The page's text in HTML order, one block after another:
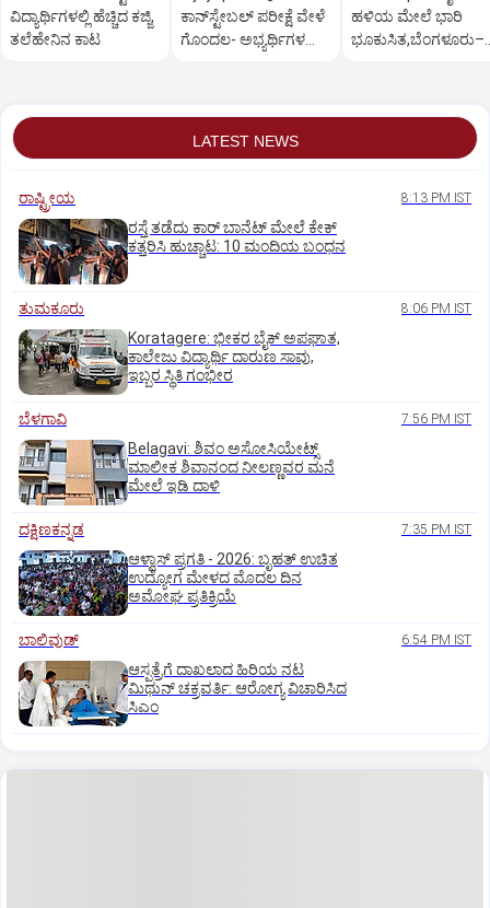
ವಿದ್ಯಾರ್ಥಿಗಳಲ್ಲಿ ಹೆಚ್ಚಿದ ಕಜ್ಜಿ,
ತಲೆಹೇನಿನ ಕಾಟ
ಕಾನ್‌ಸ್ಟೇಬಲ್ ಪರೀಕ್ಷೆ ವೇಳೆ
ಗೊಂದಲ- ಅಭ್ಯರ್ಥಿಗಳ‌‌
ಹಳಿಯ ಮೇಲೆ ಭಾರಿ
ಭೂಕುಸಿತ,ಬೆಂಗಳೂರು–
LATEST NEWS
ರಾಷ್ಟ್ರೀಯ 8:13 PM IST
ರಸ್ತೆ ತಡೆದು ಕಾರ್ ಬಾನೆಟ್ ಮೇಲೆ ಕೇಕ್
ಕತ್ತರಿಸಿ ಹುಚ್ಚಾಟ: 10 ಮಂದಿಯ ಬಂಧನ
ತುಮಕೂರು 8:06 PM IST
Koratagere: ಭೀಕರ ಬೈಕ್ ಅಪಘಾತ,
ಕಾಲೇಜು ವಿದ್ಯಾರ್ಥಿ ದಾರುಣ ಸಾವು,
ಇಬ್ಬರ ಸ್ಥಿತಿ ಗಂಭೀರ
ಬೆಳಗಾವಿ 7:56 PM IST
Belagavi: ಶಿವಂ ಅಸೋಸಿಯೇಟ್ಸ್
ಮಾಲೀಕ ಶಿವಾನಂದ ನೀಲಣ್ಣವರ ಮನೆ
ಮೇಲೆ ಇಡಿ‌ ದಾಳಿ
ದಕ್ಷಿಣಕನ್ನಡ 7:35 PM IST
ಆಳ್ವಾಸ್‌ ಪ್ರಗತಿ - 2026: ಬೃಹತ್ ಉಚಿತ
ಉದ್ಯೋಗ ಮೇಳದ ಮೊದಲ ದಿನ
ಅಮೋಘ ಪ್ರತಿಕ್ರಿಯೆ
ಬಾಲಿವುಡ್‌ 6:54 PM IST
ಆಸ್ಪತ್ರೆಗೆ ದಾಖಲಾದ ಹಿರಿಯ ನಟ
ಮಿಥುನ್ ಚಕ್ರವರ್ತಿ: ಆರೋಗ್ಯ ವಿಚಾರಿಸಿದ
ಸಿಎಂ